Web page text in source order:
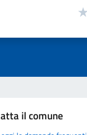
il comune